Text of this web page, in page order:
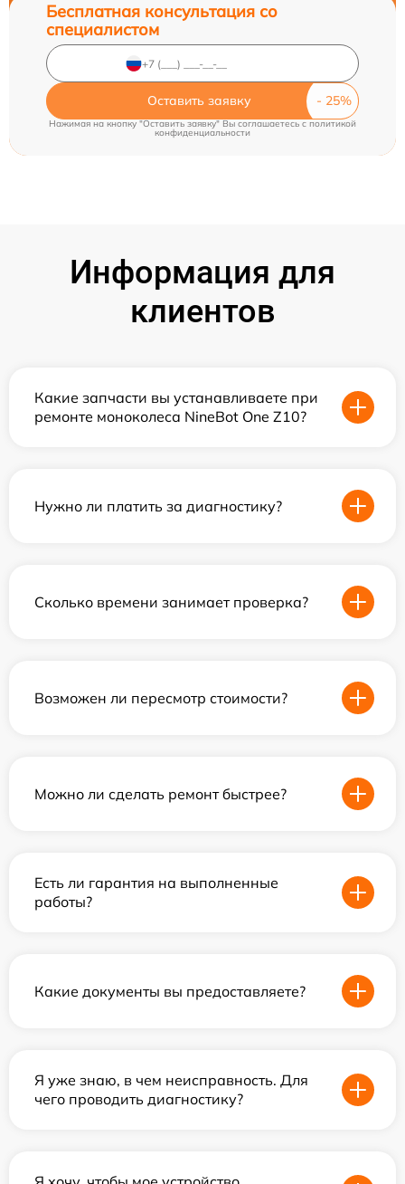
Бесплатная консультация со
специалистом
Оставить заявку
Нажимая на кнопку "Оставить заявку" Вы соглашаетесь c политикой
конфиденциальности
Информация для
клиентов
Какие запчасти вы устанавливаете при
ремонте моноколеса NineBot One Z10?
Нужно ли платить за диагностику?
Сколько времени занимает проверка?
Возможен ли пересмотр стоимости?
Можно ли сделать ремонт быстрее?
Есть ли гарантия на выполненные
работы?
Какие документы вы предоставляете?
Я уже знаю, в чем неисправность. Для
чего проводить диагностику?